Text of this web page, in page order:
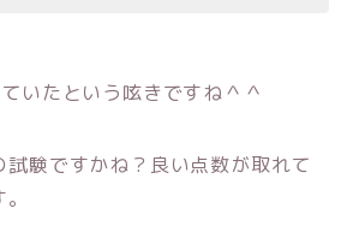
いたという呟きですね＾＾
試験ですかね？良い点数が取れて